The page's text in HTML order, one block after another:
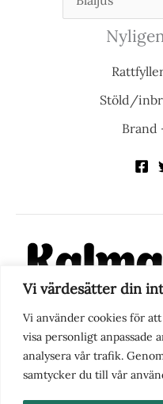
Vi värdesätter din
Vi använder cookies för
visa personligt anpassade
analysera vår trafik.
samtycker du till vår
Stöld/
Brand
KalmarPosten är en
fokus på Kalmarregionen,
perspektivet, vill vi vara
berättelser och
fick